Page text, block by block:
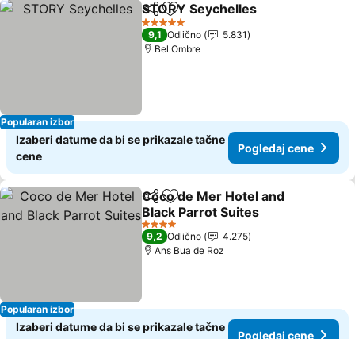
Popularan izbor
Deli Dodati u favorite
STORY Seychelles
5 Zvezdice
9,1 Odlično
5.831
Bel Ombre
Izaberi datume da bi se prikazale tačne
cene
Pogledaj cene
Popularan izbor
Deli Dodati u favorite
Coco de Mer Hotel and
Black Parrot Suites
4 Zvezdice
9,2 Odlično
4.275
Ans Bua de Roz
Izaberi datume da bi se prikazale tačne
Pogledaj cene